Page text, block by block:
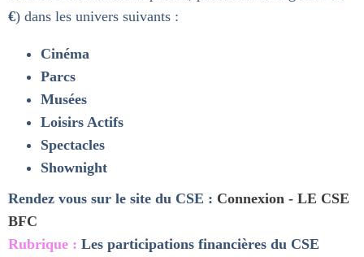
€) dans les univers suivants :
Cinéma
Parcs
Musées
Loisirs Actifs
Spectacles
Shownight
Rendez vous sur le site du CSE : Connexion - LE CSE
BFC
Rubrique : Les participations financières du CSE